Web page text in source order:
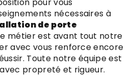
nécessaires à
de porte
métier est avant tout notre
avec vous renforce encore
Toute notre équipe est
propreté et rigueur.